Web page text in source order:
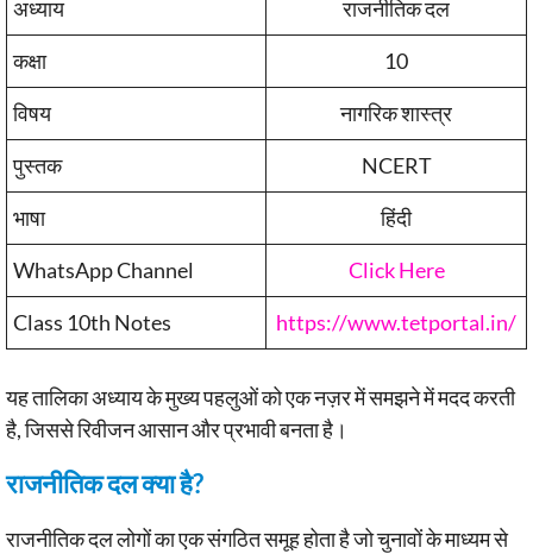
अध्याय
राजनीतिक दल
कक्षा
10
विषय
नागरिक शास्त्र
पुस्तक
NCERT
भाषा
हिंदी
WhatsApp Channel
Click Here
Class 10th Notes
https://www.tetportal.in/
यह तालिका अध्याय के मुख्य पहलुओं को एक नज़र में समझने में मदद करती
है, जिससे रिवीजन आसान और प्रभावी बनता है।
राजनीतिक दल क्या है?
राजनीतिक दल लोगों का एक संगठित समूह होता है जो चुनावों के माध्यम से